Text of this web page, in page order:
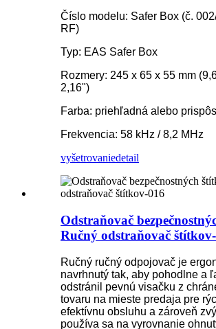
Číslo modelu: Safer Box (č.
RF)
Typ: EAS Safer Box
Rozmery: 245 x 65 x 55 mm
2,16")
Farba: priehľadná alebo
Frekvencia: 58 kHz / 8,2 MHz
vyšetrovaniedetail
Odstraňovač
Ručný odstraňovač
Ručný ručný odpojovač je
navrhnutý tak, aby pohodlne a
odstránil pevnú visačku z
tovaru na mieste predaja pre
efektívnu obsluhu a zároveň
používa sa na vyrovnanie